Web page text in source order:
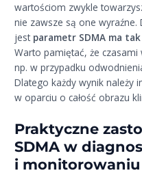
wartościom zwykle
nie zawsze są one
jestparametr SDMA ma
Warto pamiętać, że
np. w przypadku
Dlatego każdy wynik należy
w oparciu o całość obrazu
Praktyczne
SDMA w
i